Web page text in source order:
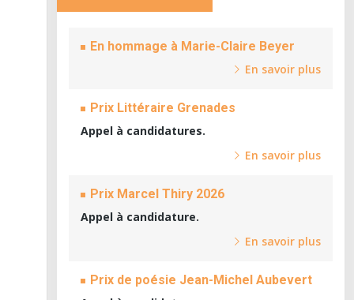
En hommage à Marie-Claire Beyer
En savoir plus
Prix Littéraire Grenades
Appel à candidatures.
En savoir plus
Prix Marcel Thiry 2026
Appel à candidature.
En savoir plus
Prix de poésie Jean-Michel Aubevert